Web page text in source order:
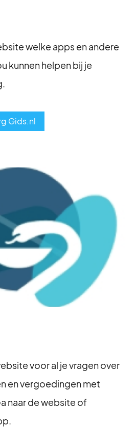
welke apps en andere
kunnen helpen bij je
Gids.nl
voor al je vragen over
en vergoedingen met
naar de website of